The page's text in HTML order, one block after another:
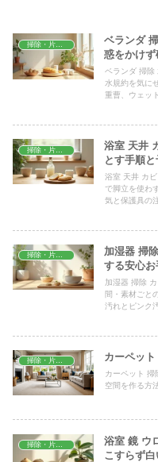
ベランダ
惑をかけ
ベランダ 掃除
水規約を気に
重曹、ウェッ
浴室 天井
とす手順
浴室 天井 カ
で脚立を使わ
気と保護具の
掃除・片付け
加湿器 掃
する安心
加湿器 掃除
間・素材ごと
汚れとピンク
掃除・片付け カーペッ
カーペット 掃
空間を作る方
掃除・片付け
浴室 鏡 ウ
こすらず